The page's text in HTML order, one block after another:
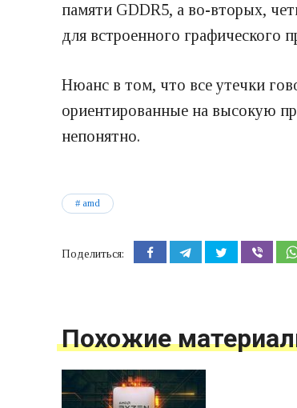
памяти GDDR5, а во-вторых,
для встроенного графического
Нюанс в том, что все утечки
ориентированные на высокую
непонятно.
amd
Поделиться:
Похожие